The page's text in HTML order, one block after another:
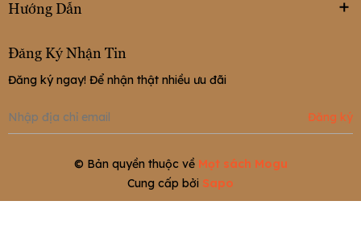
Hướng Dẫn
Đăng Ký Nhận Tin
Đăng ký ngay! Để nhận thật nhiều ưu đãi
Đăng ký
© Bản quyền thuộc về Mọt sách Mogu
Cung cấp bởi Sapo